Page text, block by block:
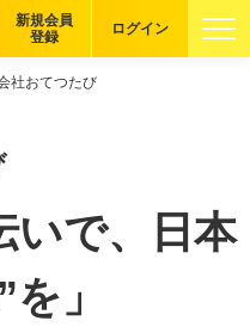
ログイン
新規会員
登録
社おてつたび
いで、日本
」